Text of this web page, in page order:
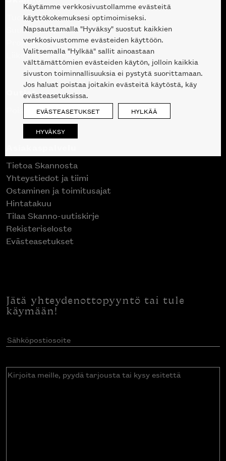
Tuotteet
Suunnittelupalvelu
Projektimyynti
Liike Helsingin keskustassa
Outlet
Poistuvat mallikappaleet
Tietoa Skannosta
Yhteystiedot ja tiimi
Ostaminen ja toimitusajat
Hintatakuu
Tilaa Skanno-uutiskirje
Rekisteriseloste
Evästeasetukset
Jätä yhteydenottopyyntö tai tule
käymään!
Sähköpostiosoite(Pakollinen)
Kirjoita
Käytämme verkkosivustollamme evästeitä
käyttökokemuksesi optimoimiseksi.
Napsauttamalla "Hyväksy" suostut kaikkien
verkkosivustomme evästeiden käyttöön.
Valitsemalla "Hylkää" sallit ainoastaan
välttämättömien evästeiden käytön, jolloin kaikkia
sivuston toiminnallisuuksia ei pystytä suorittamaan.
Jos haluat poistaa joitakin evästeitä käytöstä, käy
evästeasetuksissa.
EVÄSTEASETUKSET HYLKÄÄ
HYVÄKSY